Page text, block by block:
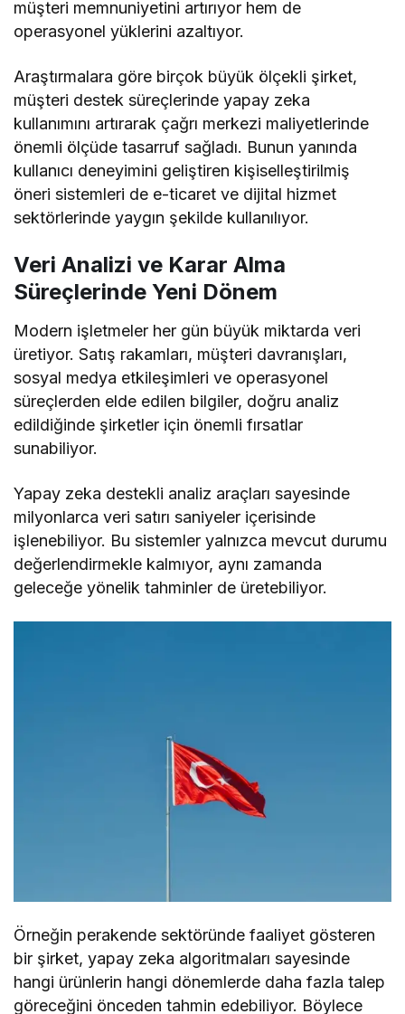
müşteri memnuniyetini artırıyor hem de
operasyonel yüklerini azaltıyor.
Araştırmalara göre birçok büyük ölçekli şirket,
müşteri destek süreçlerinde yapay zeka
kullanımını artırarak çağrı merkezi maliyetlerinde
önemli ölçüde tasarruf sağladı. Bunun yanında
kullanıcı deneyimini geliştiren kişiselleştirilmiş
öneri sistemleri de e-ticaret ve dijital hizmet
sektörlerinde yaygın şekilde kullanılıyor.
Veri Analizi ve Karar Alma
Süreçlerinde Yeni Dönem
Modern işletmeler her gün büyük miktarda veri
üretiyor. Satış rakamları, müşteri davranışları,
sosyal medya etkileşimleri ve operasyonel
süreçlerden elde edilen bilgiler, doğru analiz
edildiğinde şirketler için önemli fırsatlar
sunabiliyor.
Yapay zeka destekli analiz araçları sayesinde
milyonlarca veri satırı saniyeler içerisinde
işlenebiliyor. Bu sistemler yalnızca mevcut durumu
değerlendirmekle kalmıyor, aynı zamanda
geleceğe yönelik tahminler de üretebiliyor.
Örneğin perakende sektöründe faaliyet gösteren
bir şirket, yapay zeka algoritmaları sayesinde
hangi ürünlerin hangi dönemlerde daha fazla talep
göreceğini önceden tahmin edebiliyor. Böylece